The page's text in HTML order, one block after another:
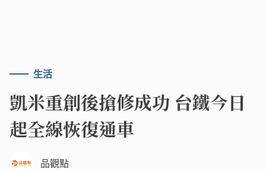
生活
凱米重創後搶修成功 台鐵今日
起全線恢復通車
品觀點